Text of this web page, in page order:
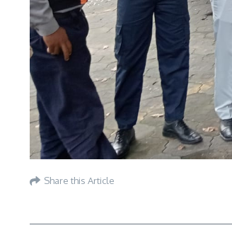
Share this Article